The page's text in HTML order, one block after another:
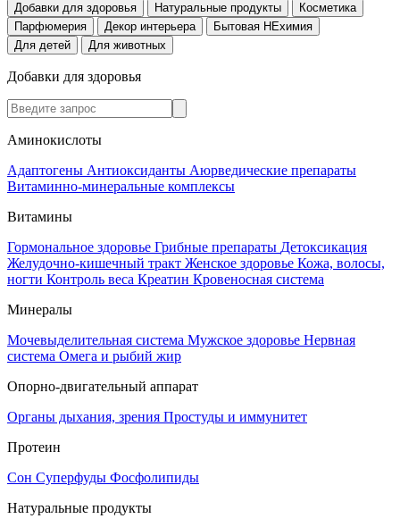
Добавки для здоровья Натуральные продукты
Косметика
Парфюмерия
Декор интерьера
Бытовая НЕхимия
Для детей
Для животных
Добавки для здоровья
Аминокислоты
Адаптогены Антиоксиданты Аюрведические препараты
Витаминно-минеральные комплексы
Витамины
Гормональное здоровье Грибные препараты Детоксикация
Желудочно-кишечный тракт Женское здоровье Кожа, волосы,
ногти Контроль веса Креатин Кровеносная система
Минералы
Мочевыделительная система Мужское здоровье Нервная
система Омега и рыбий жир
Опорно-двигательный аппарат
Органы дыхания, зрения Простуды и иммунитет
Протеин
Сон Суперфуды Фосфолипиды
Натуральные продукты